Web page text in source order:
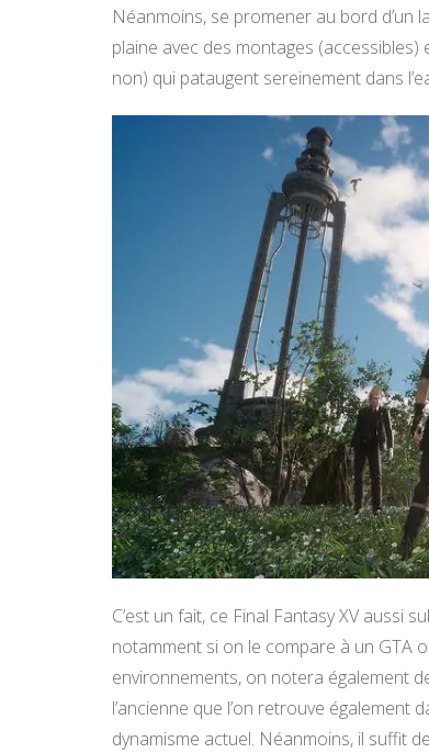
Néanmoins, se promener au bord d’un
plaine avec des montages
non) qui pataugent sereinement dans
C’est un fait, ce Final Fantasy XV aussi
notamment si on le compare à un GTA
environnements, on notera également
l’ancienne que l’on retrouve également
dynamisme actuel. Néanmoins, il suffit